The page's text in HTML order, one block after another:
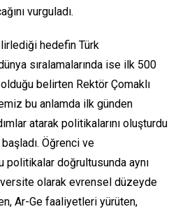
vurguladı.
hedefin Türk
sıralamalarında ise ilk 500
belirten Rektör Çomaklı
bu anlamda ilk günden
atarak politikalarını oluşturdu
Öğrenci ve
doğrultusunda aynı
olarak evrensel düzeyde
Ar-Ge faaliyetleri yürüten,